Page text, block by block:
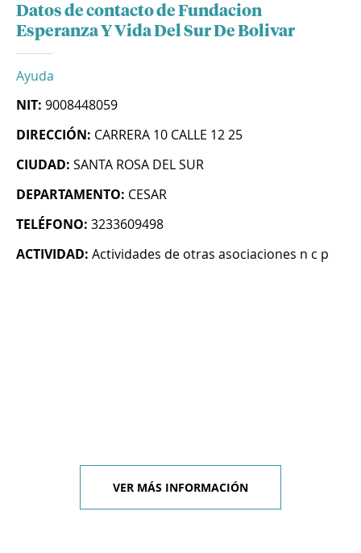
Datos de contacto de Fundacion
Esperanza Y Vida Del Sur De Bolivar
Ayuda
NIT: 9008448059
DIRECCIÓN: CARRERA 10 CALLE 12 25
CIUDAD: SANTA ROSA DEL SUR
DEPARTAMENTO: CESAR
TELÉFONO: 3233609498
ACTIVIDAD: Actividades de otras asociaciones n c p
VER MÁS INFORMACIÓN